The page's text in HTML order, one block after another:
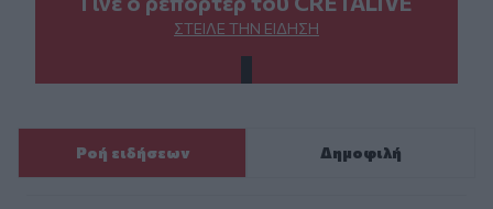
ΣΤΕΊΛΕ ΤΗΝ ΕΊΔΗΣΗ
Ροή ειδήσεων Δημοφιλή